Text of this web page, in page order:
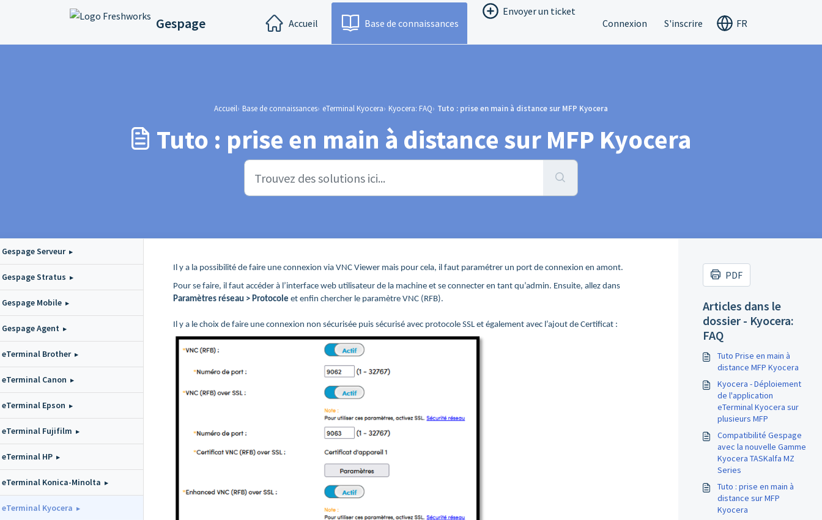
Passer au contenu principal
Gespage Accueil Base de connaissances
Envoyer un ticket
Connexion
S'inscrire FR
Accueil Base de connaissances eTerminal Kyocera Kyocera: FAQ Tuto : prise en main à distance sur MFP Kyocera
Tuto : prise en main à distance sur MFP Kyocera
Gespage Serveur
Gespage Stratus
Gespage Mobile
Gespage Agent
eTerminal Brother
eTerminal Canon
eTerminal Epson
eTerminal Fujifilm
eTerminal HP
eTerminal Konica-Minolta
eTerminal Kyocera
Il y a la possibilité de faire une connexion via VNC Viewer mais pour cela, il faut paramétrer un port de connexion en amont.
Pour se faire, il faut accéder à l’interface web utilisateur de la machine et se connecter en tant qu’admin. Ensuite, allez dans
Paramètres réseau > Protocole et enfin chercher le paramètre VNC (RFB).
Il y a le choix de faire une connexion non sécurisée puis sécurisé avec protocole SSL et également avec l’ajout de Certificat :
PDF
Articles dans le
dossier - Kyocera:
FAQ
Tuto Prise en main à
distance MFP Kyocera
Kyocera - Déploiement
de l'application
eTerminal Kyocera sur
plusieurs MFP
Compatibilité Gespage
avec la nouvelle Gamme
Kyocera TASKalfa MZ
Series
Tuto : prise en main à
distance sur MFP
Kyocera